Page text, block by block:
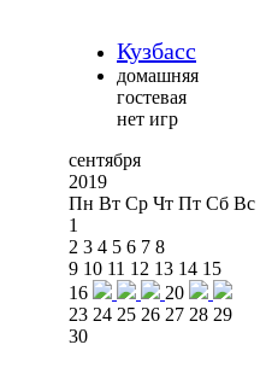
Кузбасс
домашняя
гостевая
нет игр
сентября
2019
Пн Вт Ср Чт Пт Сб Вс
1
2 3 4 5 6 7 8
9 10 11 12 13 14 15
16
20
23 24 25 26 27 28 29
30